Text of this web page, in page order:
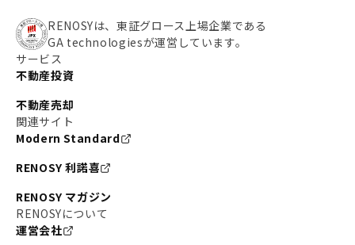
RENOSYは、東証グロース上場企業である
GA technologiesが運営しています。
サービス
不動産投資
不動産売却
関連サイト
Modern Standard
RENOSY 利諾喜
RENOSY マガジン
RENOSYについて
運営会社